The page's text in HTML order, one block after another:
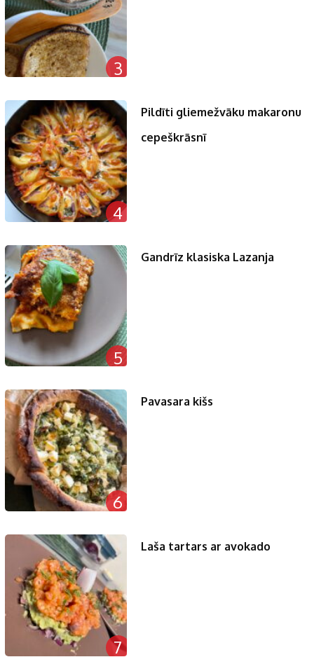
3
4
Pildīti gliemežvāku makaronu
cepeškrāsnī
5
Gandrīz klasiska Lazanja
6
Pavasara kišs
7
Laša tartars ar avokado